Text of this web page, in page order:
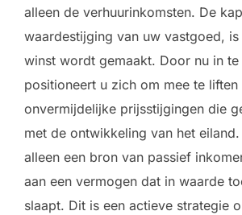
alleen de verhuurinkomsten. De
waardestijging van uw vastgoed,
winst wordt gemaakt. Door nu in te
positioneert u zich om mee te
onvermijdelijke prijsstijgingen die
met de ontwikkeling van het
alleen een bron van passief
aan een vermogen dat in waarde
slaapt. Dit is een actieve strategie